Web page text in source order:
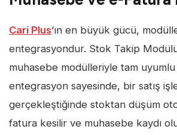
Cari Plus’ın en büyük gücü,
entegrasyondur. Stok Takip
muhasebe modülleriyle tam uyumlu
entegrasyon sayesinde, bir satış
gerçekleştiğinde stoktan düşüm
fatura kesilir ve muhasebe kaydı